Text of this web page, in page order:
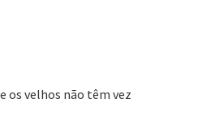
os velhos não têm vez